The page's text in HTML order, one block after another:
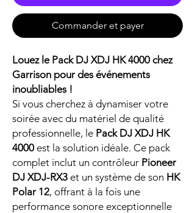
Commander et payer
Louez le Pack DJ XDJ HK 4000 chez
Garrison pour des événements
inoubliables !
Si vous cherchez à dynamiser votre
soirée avec du matériel de qualité
professionnelle, le Pack DJ XDJ HK
4000 est la solution idéale. Ce pack
complet inclut un contrôleur Pioneer
DJ XDJ-RX3 et un système de son HK
Polar 12, offrant à la fois une
performance sonore exceptionnelle